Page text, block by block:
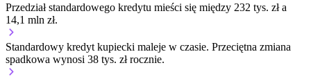
Przedział standardowego kredytu mieści się między 232 tys. zł a
14,1 mln zł.
Standardowy kredyt kupiecki maleje w czasie. Przeciętna zmiana
spadkowa wynosi 38 tys. zł rocznie.